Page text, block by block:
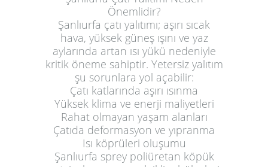
Önemlidir?
Şanlıurfa çatı yalıtımı; aşırı sıcak
hava, yüksek güneş ışını ve yaz
aylarında artan ısı yükü nedeniyle
kritik öneme sahiptir. Yetersiz yalıtım
şu sorunlara yol açabilir:
Çatı katlarında aşırı ısınma
Yüksek klima ve enerji maliyetleri
Rahat olmayan yaşam alanları
Çatıda deformasyon ve yıpranma
Isı köprüleri oluşumu
Şanlıurfa sprey poliüretan köpük